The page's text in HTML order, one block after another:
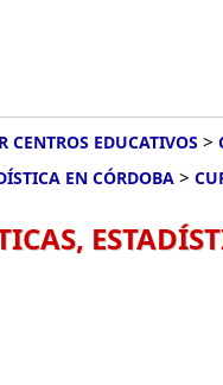
EDUCATIVOS >
EN CÓRDOBA >